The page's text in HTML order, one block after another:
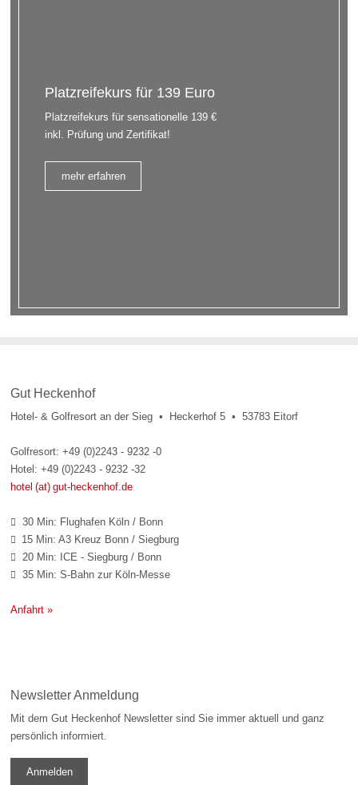
Platzreifekurs für 139 Euro
Platzreifekurs für sensationelle 139 €
inkl. Prüfung und Zertifikat!
mehr erfahren
Gut Heckenhof
Hotel- & Golfresort an der Sieg • Heckerhof 5 • 53783 Eitorf
Golfresort: +49 (0)2243 - 9232 -0
Hotel: +49 (0)2243 - 9232 -32
hotel (at) gut-heckenhof.de
 30 Min: Flughafen Köln / Bonn
 15 Min: A3 Kreuz Bonn / Siegburg
 20 Min: ICE - Siegburg / Bonn
 35 Min: S-Bahn zur Köln-Messe
Anfahrt »
Newsletter Anmeldung
Mit dem Gut Heckenhof Newsletter sind Sie immer aktuell und ganz
persönlich informiert.
Anmelden